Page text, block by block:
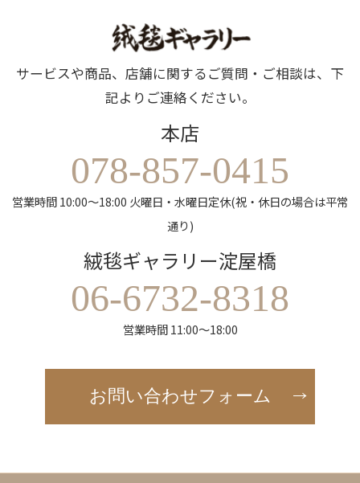
サービスや商品、店舗に関するご質問・ご相談は、下
記よりご連絡ください。
本店
078-857-0415
営業時間 10:00～18:00 火曜日・水曜日定休(祝・休日の場合は平常
通り)
絨毯ギャラリー淀屋橋
06-6732-8318
営業時間 11:00～18:00
お問い合わせフォーム